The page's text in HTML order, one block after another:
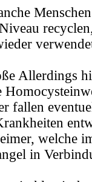
Allerdings
fallen
welche
in